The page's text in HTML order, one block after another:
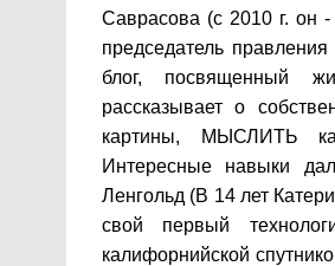
Саврасова (с 2010 г. он
председатель
блог, посвященный
рассказывает о
картины, МЫСЛИТЬ
Интересные навыки
Ленгольд (В 14 лет
свой первый
калифорнийской